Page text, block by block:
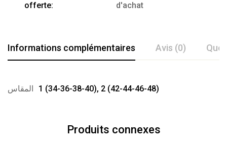
offerte:
d'achat
Informations complémentaires Avis (0)
المقاس 1 (34-36-38-40), 2 (42-44-46-48)
Produits connexes